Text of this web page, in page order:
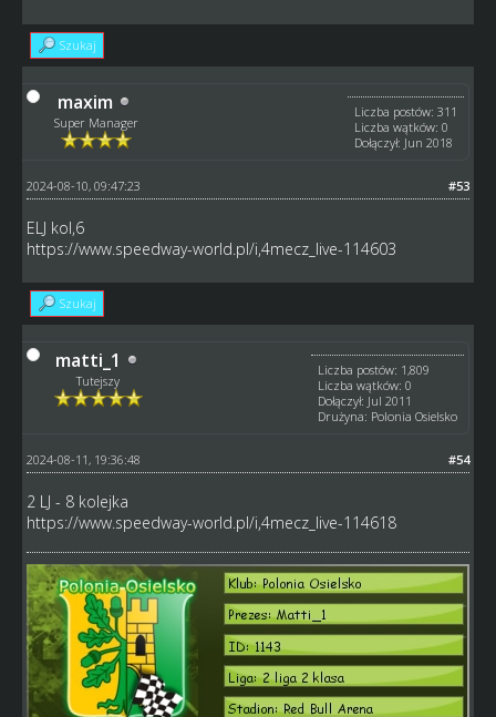
Szukaj
maxim
Super Manager
Liczba postów: 311
Liczba wątków: 0
Dołączył: Jun 2018
#53
2024-08-10, 09:47:23
ELJ kol,6
https://www.speedway-world.pl/i,4mecz_live-114603
Szukaj
matti_1
Tutejszy
Liczba postów: 1,809
Liczba wątków: 0
Dołączył: Jul 2011
Drużyna: Polonia Osielsko
#54
2024-08-11, 19:36:48
2 LJ - 8 kolejka
https://www.speedway-world.pl/i,4mecz_live-114618